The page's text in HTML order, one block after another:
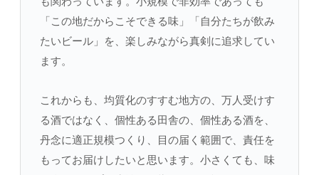
「この地だからこそできる味」「自分たちが飲み
たいビール」を、楽しみながら真剣に追求してい
ます。
これからも、均質化のすすむ地方の、万人受けす
る酒ではなく、個性ある田舎の、個性ある酒を、
丹念に適正規模つくり、目の届く範囲で、責任を
もってお届けしたいと思います。小さくても、味